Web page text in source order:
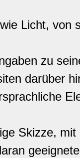
Licht, von
zu
darüber
Skizze,